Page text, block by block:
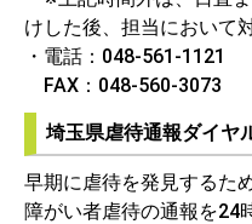
けした後、担当において
・電話：048-561-1121
FAX：048-560-3073
埼玉県虐待通報ダイヤ
早期に虐待を発見するた
障がい者虐待の通報を24